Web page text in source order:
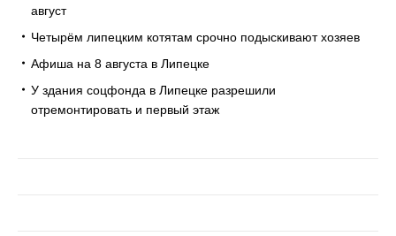
август
Четырём липецким котятам срочно подыскивают хозяев
Афиша на 8 августа в Липецке
У здания соцфонда в Липецке разрешили
отремонтировать и первый этаж